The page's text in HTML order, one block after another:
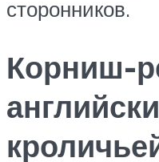
сторонников.
Корниш-